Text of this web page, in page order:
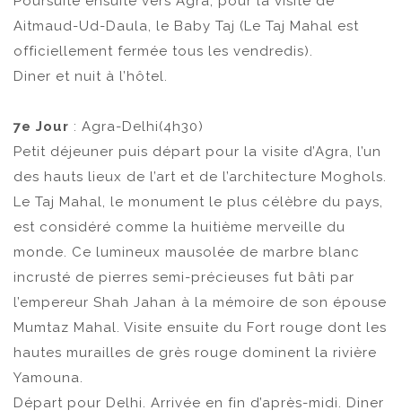
Aitmaud-Ud-Daula, le Baby Taj (Le Taj Mahal est
officiellement fermée tous les vendredis).
Diner et nuit à l’hôtel.
7e Jour : Agra-Delhi(4h30)
Petit déjeuner puis départ pour la visite d’Agra, l’un
des hauts lieux de l’art et de l’architecture Moghols.
Le Taj Mahal, le monument le plus célèbre du pays,
est considéré comme la huitième merveille du
monde. Ce lumineux mausolée de marbre blanc
incrusté de pierres semi-précieuses fut bâti par
l’empereur Shah Jahan à la mémoire de son épouse
Mumtaz Mahal. Visite ensuite du Fort rouge dont les
hautes murailles de grès rouge dominent la rivière
Yamouna.
Départ pour Delhi. Arrivée en fin d’après-midi. Diner